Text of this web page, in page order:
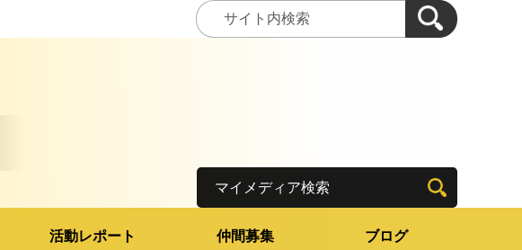
活動レポート 仲間募集 ブログ
マイメディア検索